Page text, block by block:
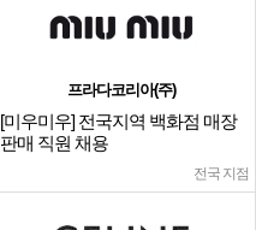
프라다코리아(주)
[미우미우] 전국지역 백화점 매장
판매 직원 채용
전국 지점